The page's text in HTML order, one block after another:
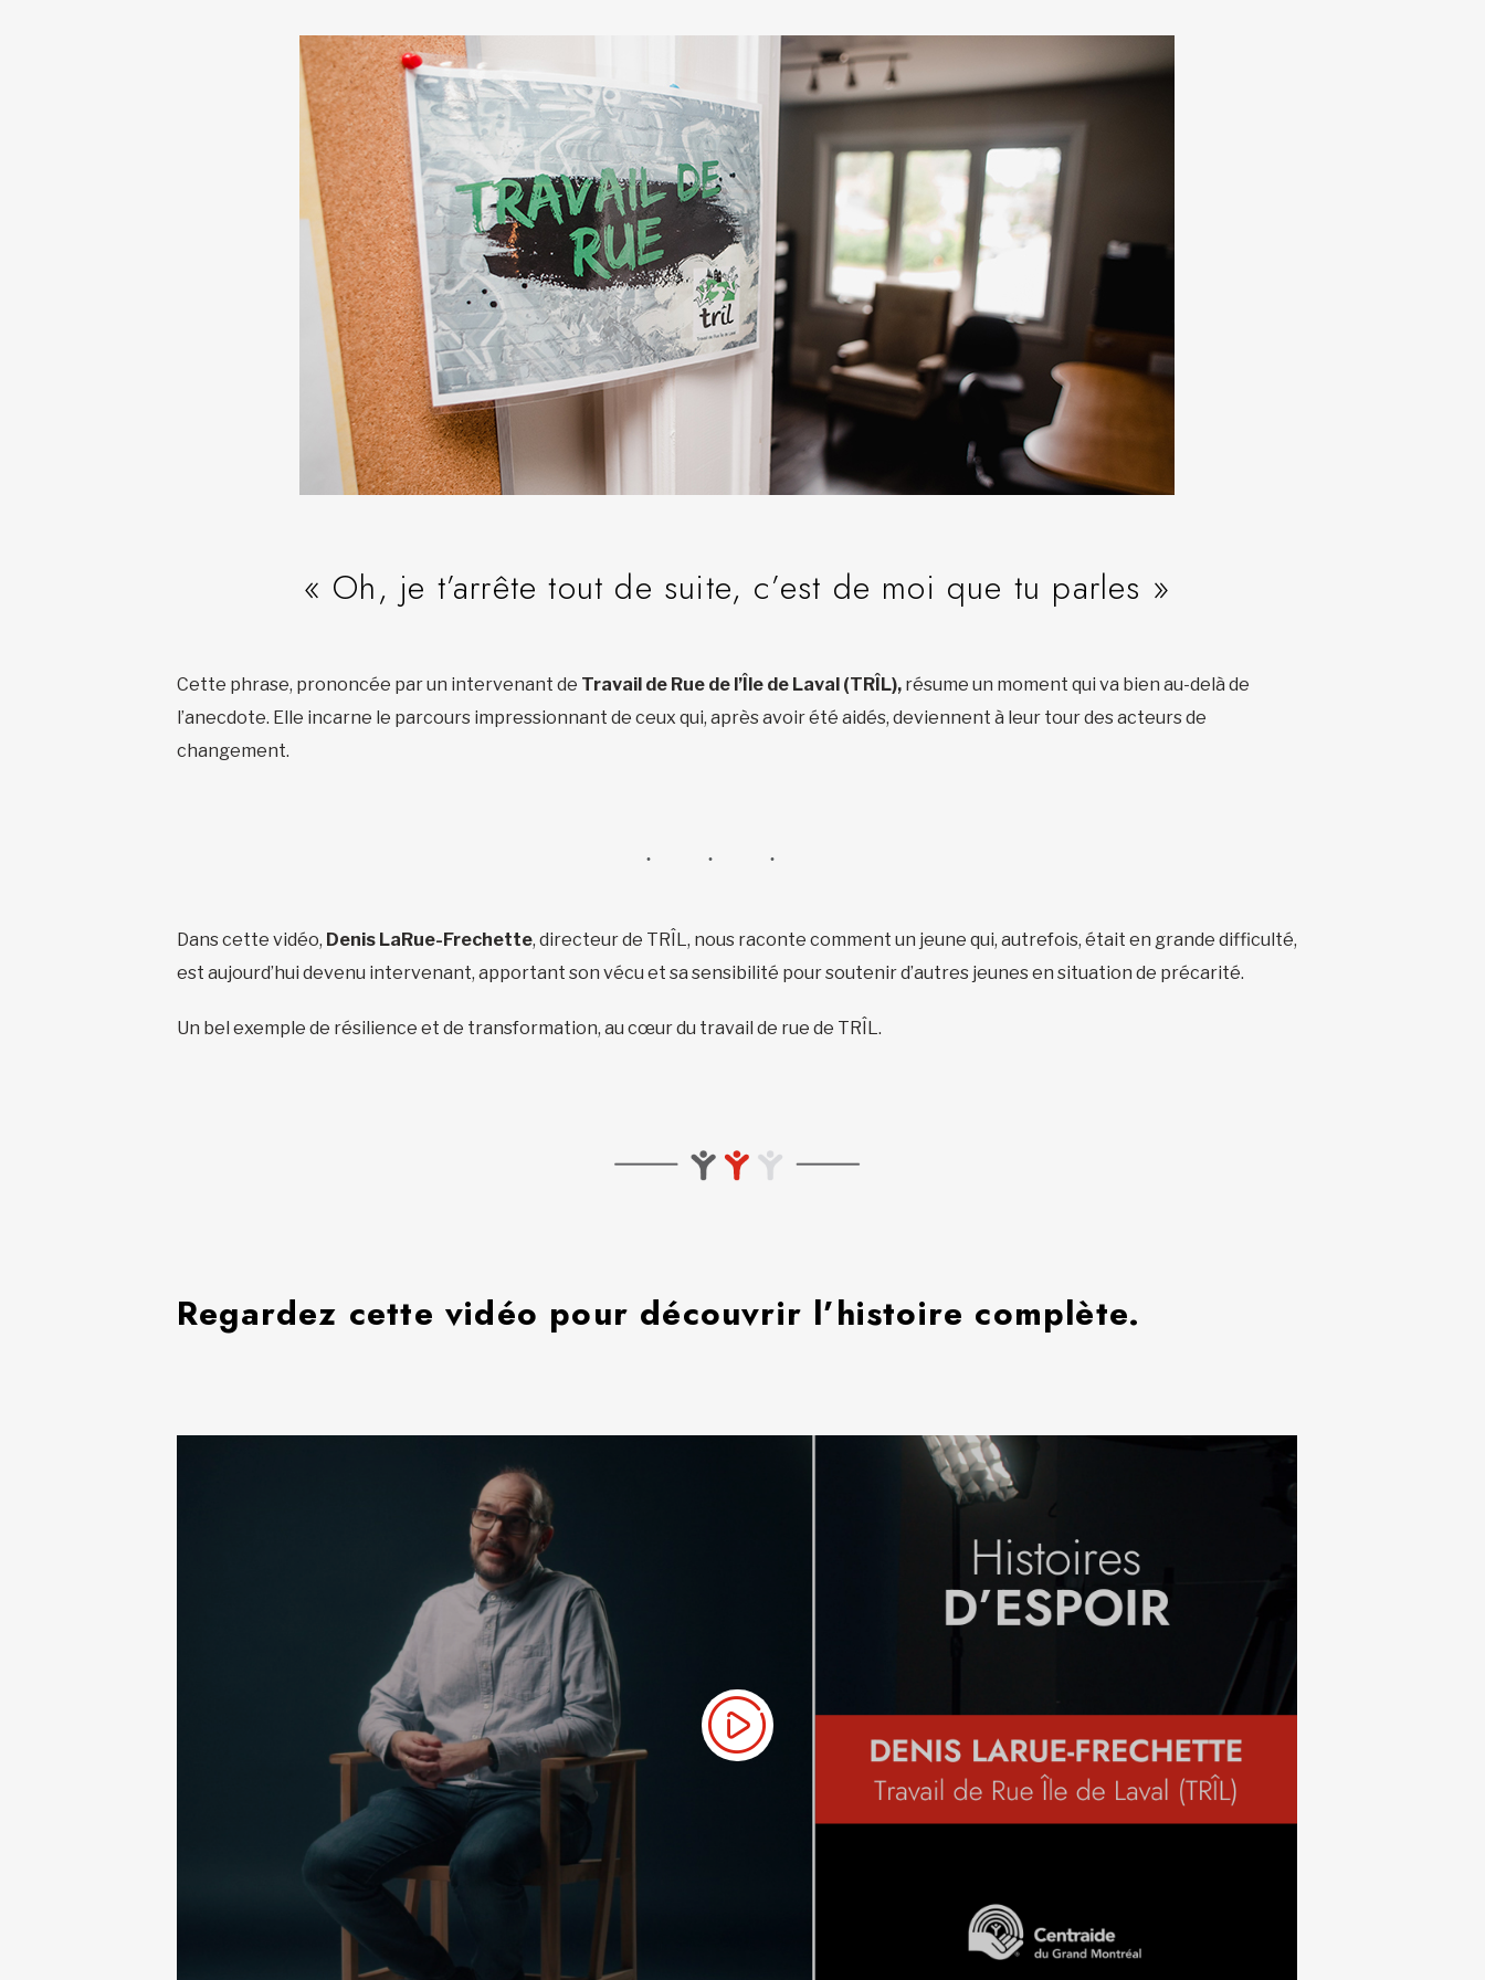
« Oh, je t’arrête tout de suite, c’est de moi que tu parles »
Cette phrase, prononcée par un intervenant de Travail de Rue de l’Île de Laval (TRÎL), résume un moment qui va bien au-delà de
l’anecdote. Elle incarne le parcours impressionnant de ceux qui, après avoir été aidés, deviennent à leur tour des acteurs de
changement.
Dans cette vidéo, Denis LaRue-Frechette, directeur de TRÎL, nous raconte comment un jeune qui, autrefois, était en grande difficulté,
est aujourd’hui devenu intervenant, apportant son vécu et sa sensibilité pour soutenir d’autres jeunes en situation de précarité.
Un bel exemple de résilience et de transformation, au cœur du travail de rue de TRÎL.
Regardez cette vidéo pour découvrir l’histoire complète.